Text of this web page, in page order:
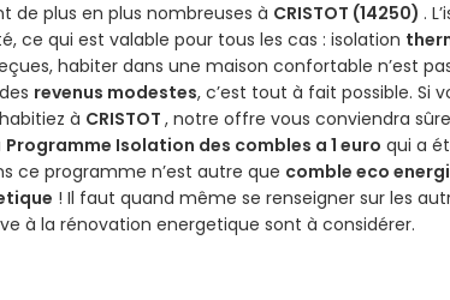
de plus en plus nombreuses à CRISTOT (14250) .
ce qui est valable pour tous les cas : isolation
habiter dans une maison confortable n’est
revenus modestes, c’est tout à fait possible. Si
à CRISTOT, notre offre vous conviendra
Programme Isolation des combles a 1 euro qui a
ce programme n’est autre que comble eco
! Il faut quand même se renseigner sur les
à la rénovation energetique sont à considérer.